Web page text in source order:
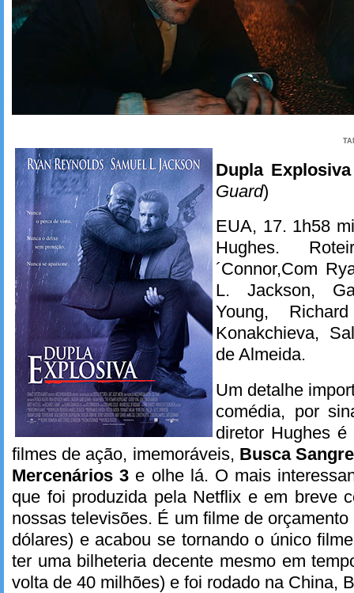
Dupla Explosiva
Guard)
EUA, 17. 1h58
Hughes.
´Connor,Com
L. Jackson,
Young,
Konakchieva,
de Almeida.
Um detalhe
comédia, por
diretor Hughes é
filmes de ação, imemoráveis, Busca
Mercenários 3 e olhe lá. O mais
que foi produzida pela Netflix e em breve
nossas televisões. É um filme de
dólares) e acabou se tornando o único
ter uma bilheteria decente mesmo em
volta de 40 milhões) e foi rodado na China,